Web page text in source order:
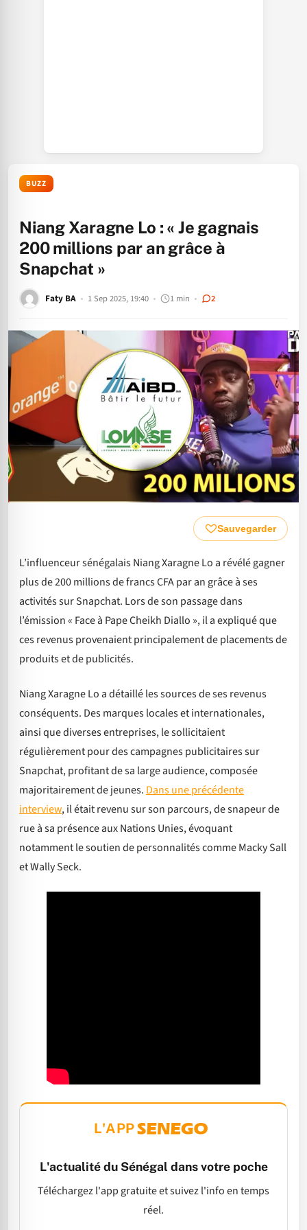
BUZZ
Niang Xaragne Lo : « Je gagnais
200 millions par an grâce à
Snapchat »
Faty BA 1 Sep 2025, 19:40 1 min 2
Sauvegarder
L’influenceur sénégalais Niang Xaragne Lo a révélé gagner
plus de 200 millions de francs CFA par an grâce à ses
activités sur Snapchat. Lors de son passage dans
l’émission « Face à Pape Cheikh Diallo », il a expliqué que
ces revenus provenaient principalement de placements de
produits et de publicités.
Niang Xaragne Lo a détaillé les sources de ses revenus
conséquents. Des marques locales et internationales,
ainsi que diverses entreprises, le sollicitaient
régulièrement pour des campagnes publicitaires sur
Snapchat, profitant de sa large audience, composée
majoritairement de jeunes. Dans une précédente
interview, il était revenu sur son parcours, de snapeur de
rue à sa présence aux Nations Unies, évoquant
notamment le soutien de personnalités comme Macky Sall
et Wally Seck.
L'APP
L'actualité du Sénégal dans votre poche
Téléchargez l'app gratuite et suivez l'info en temps
réel.